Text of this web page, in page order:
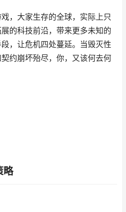
，大家生存的全球，实际上只
的科技前沿，带来更多未知的
，让危机四处蔓延。当毁灭性
约崩坏殆尽，你，又该何去何
略